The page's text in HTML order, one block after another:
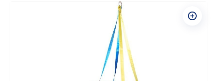
Ubranie ratownika medycznego